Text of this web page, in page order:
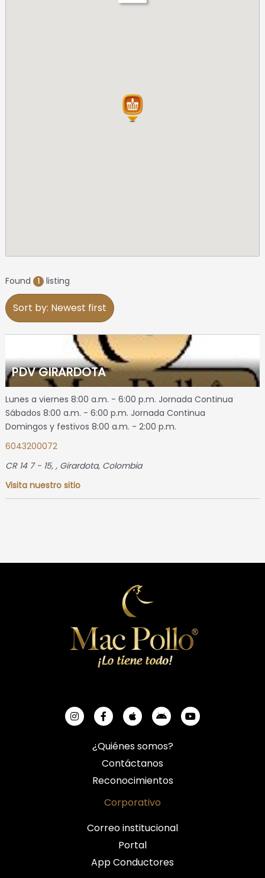
Found 1 listing
Sort by: Newest first
PDV GIRARDOTA
Lunes a viernes 8:00 a.m. - 6:00 p.m. Jornada Continua
Sábados 8:00 a.m. - 6:00 p.m. Jornada Continua
Domingos y festivos 8:00 a.m. - 2:00 p.m.
6043200072
CR 14 7 - 15, , Girardota, Colombia
Visita nuestro sitio
¿Quiénes somos?
Contáctanos
Reconocimientos
Corporativo
Correo institucional
Portal
App Conductores